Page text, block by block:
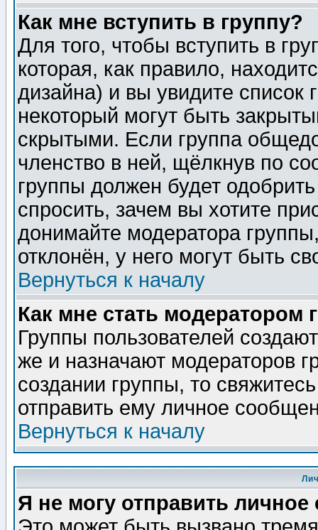
Как мне вступить в группу?
Для того, чтобы вступить в
которая, как правило,
дизайна) и вы увидите список
некоторый могут быть
скрытыми. Если группа
членство в ней, щёлкнув по
группы должен будет
спросить, зачем вы хотите
донимайте модератора
отклонён, у него могут быть
Вернуться к началу
Как мне стать модератором
Группы пользователей
же и назначают модераторов
создании группы, то
отправить ему личное
Вернуться к началу
Я не могу отправить